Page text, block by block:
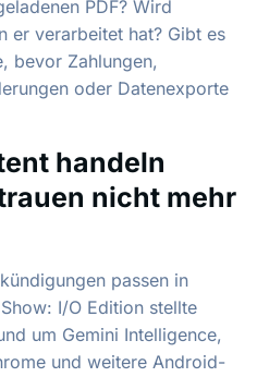
PDF? Wird
er verarbeitet hat? Gibt es
bevor Zahlungen,
oder Datenexporte
handeln
nicht mehr
passen in
I/O Edition stellte
um Gemini Intelligence,
und weitere Android-